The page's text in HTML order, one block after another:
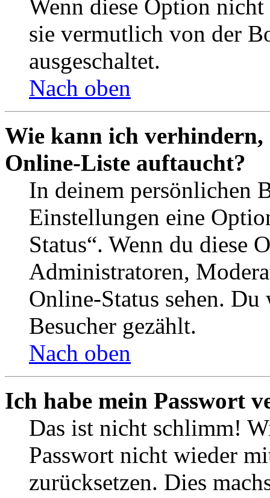
Wenn diese Option
sie vermutlich von der
ausgeschaltet.
Nach oben
Wie kann ich verhindern,
Online-Liste auftaucht?
In deinem persönlichen
Einstellungen eine
Status“. Wenn du diese
Administratoren,
Online-Status sehen.
Besucher gezählt.
Nach oben
Ich habe mein Passwort
Das ist nicht schlimm!
Passwort nicht wieder
zurücksetzen. Dies